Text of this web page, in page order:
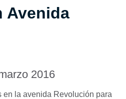
Avenida
2016
en la avenida Revolución para